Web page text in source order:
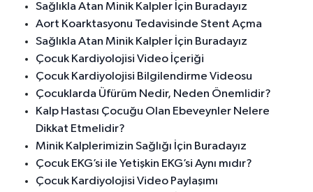
Sağlıkla Atan Minik Kalpler İçin Buradayız
Aort Koarktasyonu Tedavisinde Stent Açma
Sağlıkla Atan Minik Kalpler İçin Buradayız
Çocuk Kardiyolojisi Video İçeriği
Çocuk Kardiyolojisi Bilgilendirme Videosu
Çocuklarda Üfürüm Nedir, Neden Önemlidir?
Kalp Hastası Çocuğu Olan Ebeveynler Nelere
Dikkat Etmelidir?
Minik Kalplerimizin Sağlığı İçin Buradayız
Çocuk EKG’si ile Yetişkin EKG’si Aynı mıdır?
Çocuk Kardiyolojisi Video Paylaşımı